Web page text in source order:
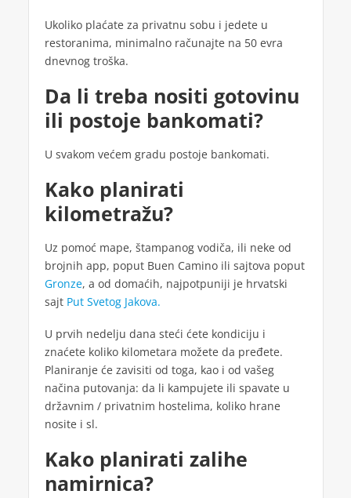
Ukoliko plaćate za privatnu sobu i jedete u
restoranima, minimalno računajte na 50 evra
dnevnog troška.
Da li treba nositi gotovinu
ili postoje bankomati?
U svakom većem gradu postoje bankomati.
Kako planirati
kilometražu?
Uz pomoć mape, štampanog vodiča, ili neke od
brojnih app, poput Buen Camino ili sajtova poput
Gronze, a od domaćih, najpotpuniji je hrvatski
sajt Put Svetog Jakova.
U prvih nedelju dana steći ćete kondiciju i
znaćete koliko kilometara možete da pređete.
Planiranje će zavisiti od toga, kao i od vašeg
načina putovanja: da li kampujete ili spavate u
državnim / privatnim hostelima, koliko hrane
nosite i sl.
Kako planirati zalihe
namirnica?